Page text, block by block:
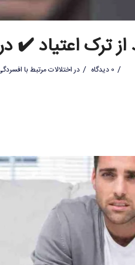
ترک اعتیاد ✔️
/ 0 دیدگاه / در اختلالات مرتبط با